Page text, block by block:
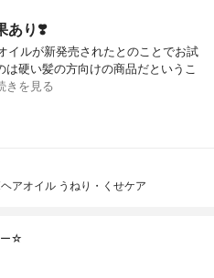
あり❣️
イルが新発売されたとのことでお試
硬い髪の方向けの商品だというこ
きを見る
アオイル うねり・くせケア
ー☆